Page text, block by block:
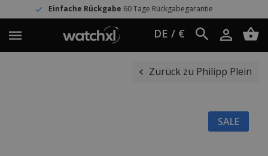
Rückgabe60 Tage Rückgabegarantie
DE / €
Zurück zu Philipp Plein
SALE